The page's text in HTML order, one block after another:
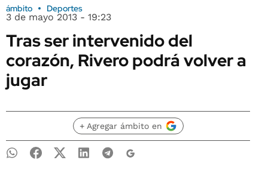
ámbito Deportes
3 de mayo 2013 - 19:23
Tras ser intervenido del
corazón, Rivero podrá volver a
jugar
+ Agregar ámbito en